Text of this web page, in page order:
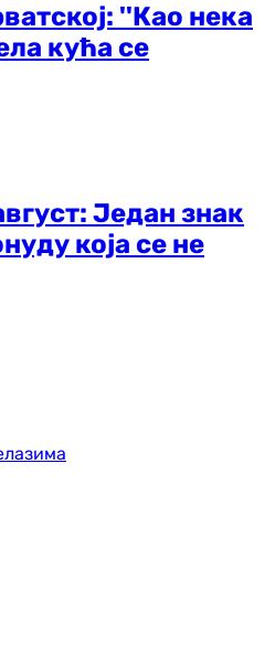
''Као нека
кућа се
Један знак
која се не